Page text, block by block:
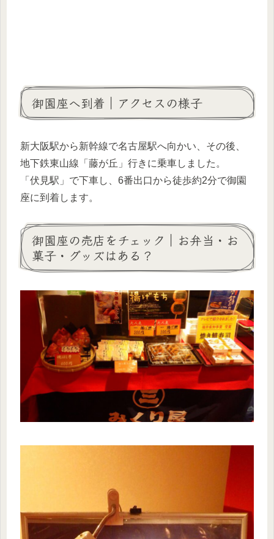
御園座へ到着｜アクセスの様子
新大阪駅から新幹線で名古屋駅へ向かい、その後、
地下鉄東山線「藤が丘」行きに乗車しました。
「伏見駅」で下車し、6番出口から徒歩約2分で御園
座に到着します。
御園座の売店をチェック｜お弁当・お
菓子・グッズはある？